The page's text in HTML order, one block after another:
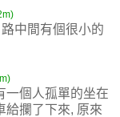
中間有個很小的
一個人孤單的坐在
給攔了下來, 原來